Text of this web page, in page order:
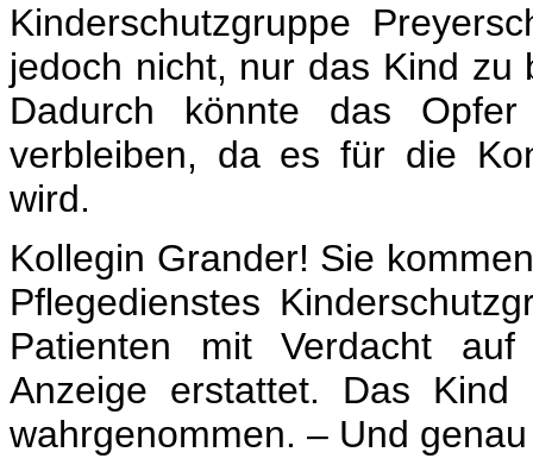
Kinderschutzgruppe
jedoch nicht, nur das Kind zu
Dadurch könnte das
verbleiben, da es für die
wird.
Kollegin Grander! Sie
Pflegedienstes
Patienten mit Verdacht auf
Anzeige erstattet. Das
wahrgenommen. – Und